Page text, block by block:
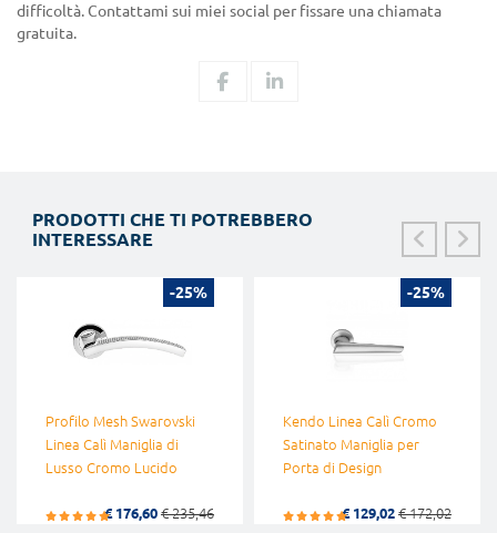
difficoltà. Contattami sui miei social per fissare una chiamata
gratuita.
PRODOTTI CHE TI POTREBBERO
INTERESSARE
-25%
Profilo Mesh Swarovski
Linea Calì Maniglia di
Lusso Cromo Lucido
€ 176,60 € 235,46
-25%
Kendo Linea Calì Cromo
Satinato Maniglia per
Porta di Design
€ 129,02 € 172,02